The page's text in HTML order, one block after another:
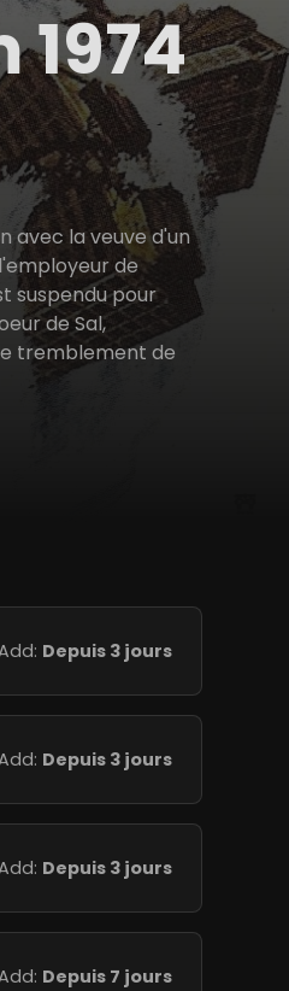
avec la veuve d'un
de
suspendu pour
de Sal,
tremblement de
Depuis 3 jours
Depuis 3 jours
Depuis 3 jours
Depuis 7 jours